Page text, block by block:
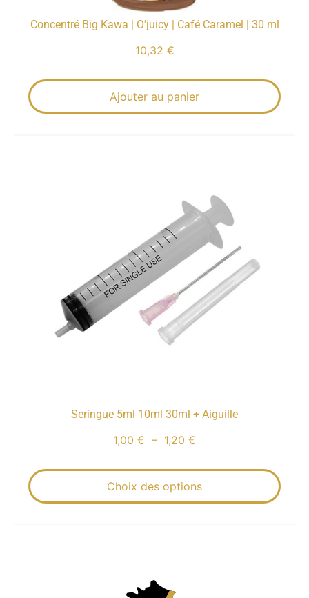
Concentré Big Kawa | O’juicy | Café Caramel | 30 ml
10,32 €
Ajouter au panier
Seringue 5ml 10ml 30ml + Aiguille
1,00 € – 1,20 €
Choix des options